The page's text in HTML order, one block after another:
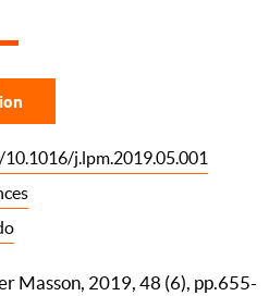
j.lpm.2019.05.001
Masson, 2019, 48 (6), pp.655-